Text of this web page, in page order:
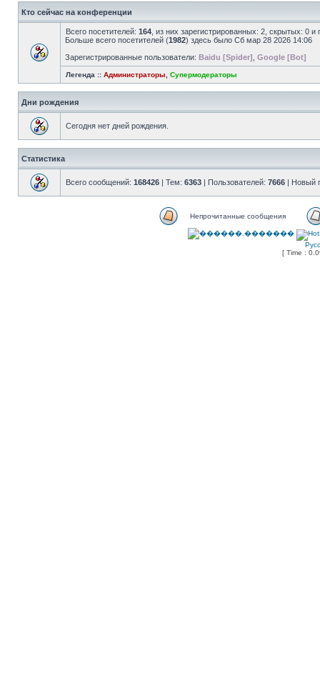
Кто сейчас на конференции
Всего посетителей: 164 , из них зарегистрированных: 2, скрытых: 0
Больше всего посетителей (1982) здесь было Сб мар 28 2026 14:06
Зарегистрированные пользователи: Baidu [Spider] Google [Bot]
Легенда :: Администраторы Супермодераторы
Дни рождения
Сегодня нет дней рождения.
Статистика
Всего сообщений: 168426 | Тем: 6363 | Пользователей: 7666 | Новый
Непрочитанные сообщения
[ Time :